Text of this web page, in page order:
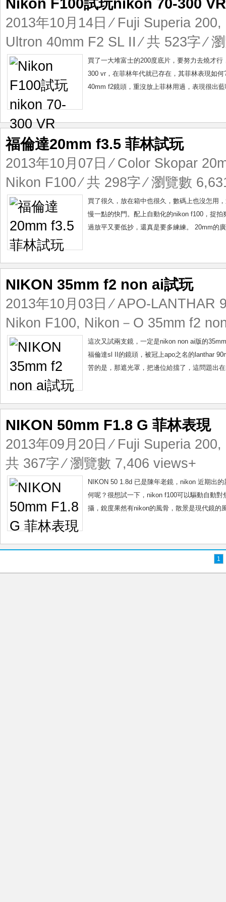
Nikon F100試玩nikon 70-300 VR
2013年10月14日 ⁄ Fuji Superia 200,
Ultron 40mm F2 SL II⁄ 共 523字 ⁄
買了一大堆富士的200度底片，要努力去燒才
300 vr，在菲林年代就已存在，其菲林表現如
40mm f2鏡頭，重沒放上菲林用過，表現很出
福倫達20mm f3.5 菲林試玩
2013年10月07日 ⁄ Color Skopar
Nikon F100⁄ 共 298字 ⁄ 瀏覽數
買了很久，放在箱中也很久，數碼上也沒怎用
慢一點的快門。配上自動化的nikon f100，捉
過放平又要低抄，還真是要多練練。 20mm的
NIKON 35mm f2 non ai試玩
2013年10月03日 ⁄APO-LANTHAR
Nikon F100, Nikon－O 35mm f2
這次又試兩支鏡，一定是nikon non ai版的
福倫達sl II的鏡頭，被冠上apo之名的lanthar
苦的是，那遮光罩，把邊位給擋了，這問題出
NIKON 50mm F1.8 G 菲林表現
2013年09月20日 ⁄ Fuji Superia 200,
共 367字 ⁄ 瀏覽數 7,406 views+
NIKON 50 1.8d 已是陳年老鏡，nikon 近期出
何呢？很想試一下，nikon f100可以驅動自動
攝，銳度果然有nikon的風骨，散景是現代鏡的
1